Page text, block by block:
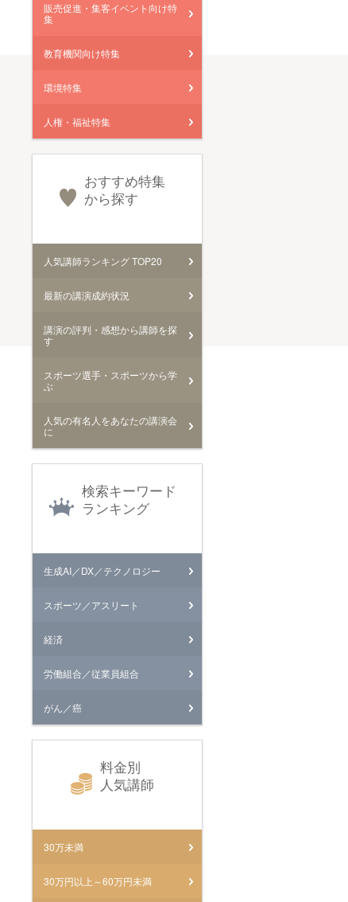
販売促進・集客イベント向け特
集
教育機関向け特集
環境特集
人権・福祉特集
おすすめ特集
から探す
人気講師ランキング TOP20
最新の講演成約状況
講演の評判・感想から講師を探
す
スポーツ選手・スポーツから学
ぶ
人気の有名人をあなたの講演会
に
検索キーワード
ランキング
生成AI／DX／テクノロジー
スポーツ／アスリート
経済
労働組合／従業員組合
がん／癌
料金別
人気講師
30万未満
30万円以上～60万円未満